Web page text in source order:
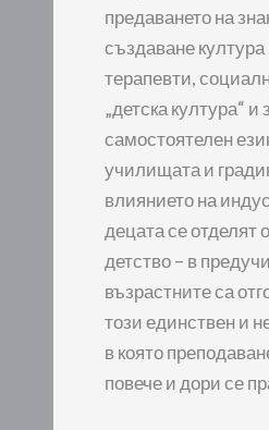
предаването на
създаване
терапевти,
„детска култура“
самостоятелен
училищата и
влиянието на
децата се отделят
детство – в
възрастните са
този единствен и
в която
повече и дори се